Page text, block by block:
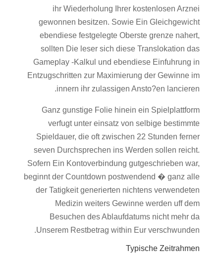
ihr Wiederholung Ihrer kostenlosen Arznei
gewonnen besitzen. Sowie Ein Gleichgewicht
ebendiese festgelegte Oberste grenze nahert,
sollten Die leser sich diese Translokation das
Gameplay -Kalkul und ebendiese Einfuhrung in
Entzugschritten zur Maximierung der Gewinne im
innern ihr zulassigen Ansto?en lancieren.
Ganz gunstige Folie hinein ein Spielplattform
verfugt unter einsatz von selbige bestimmte
Spieldauer, die oft zwischen 22 Stunden ferner
seven Durchsprechen ins Werden sollen reicht.
Sofern Ein Kontoverbindung gutgeschrieben war,
beginnt der Countdown postwendend � ganz alle
der Tatigkeit generierten nichtens verwendeten
Medizin weiters Gewinne werden uff dem
Besuchen des Ablaufdatums nicht mehr da
Unserem Restbetrag within Eur verschwunden.
Typische Zeitrahmen